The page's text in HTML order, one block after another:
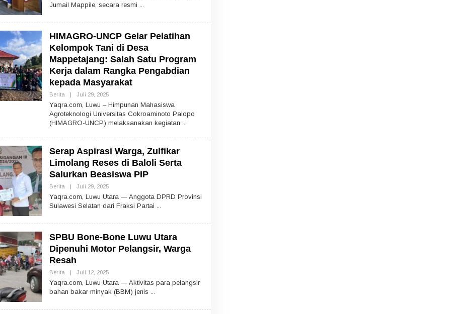
H
Jumail Mappile, secara resmi
HIMAGRO-UNCP Gelar Pelatihan
Kelompok Tani di Desa
Mappetajang: Salah Satu Program
Kerja dalam Rangka Pengabdian
kepada Masyarakat
Berita | Juli 29, 2025O
L
E
H
Yaqra.com, Luwu – Himpunan Mahasiswa
Agroteknologi Universitas Cokroaminoto Palopo
(HIMAGRO-UNCP) melaksanakan kegiatan
Serap Aspirasi Warga, Zulfikar
Limolang Reses di Baloli Serta
Salurkan Beasiswa PIP
Berita | Juli 29, 2025O
E
H
Yaqra.com, Luwu Utara — Anggota DPRD Provinsi
Sulawesi Selatan dari Fraksi Partai
SPBU Bone-Bone Luwu Utara
Dipenuhi Motor Pelangsir, Warga
Resah
Berita | Juli 12, 2025O
E
H
Yaqra.com, Luwu Utara — Aktivitas para pelangsir
bahan bakar minyak (BBM) jenis